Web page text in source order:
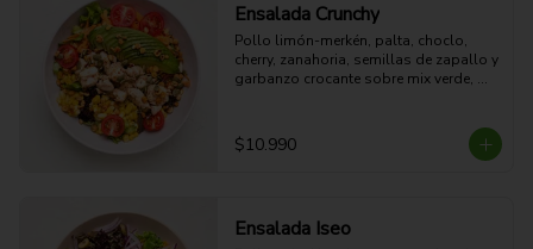
Ensalada Crunchy
Pollo limón-merkén, palta, choclo,
cherry, zanahoria, semillas de zapallo y
garbanzo crocante sobre mix verde,
47g Proteina - 26g Carbohidratos -
27g grasa - 8g Fibra - 539 Kcal
$10.990
Ensalada Iseo